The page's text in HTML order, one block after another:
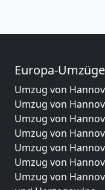
Europa-Umzüge
Umzug von
Umzug von
Umzug von
Umzug von
Umzug von
Umzug von
Umzug von